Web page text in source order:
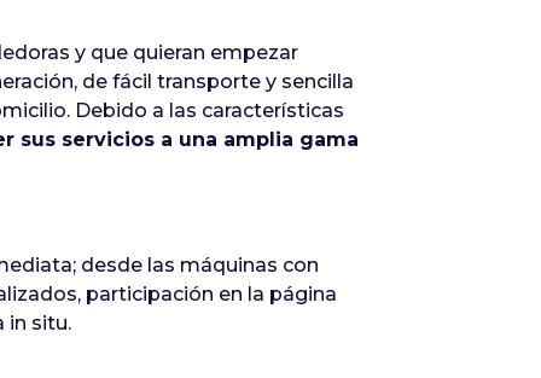
y que quieran empezar
de fácil transporte y sencilla
Debido a las características
sus servicios a una amplia gama
desde las máquinas con
participación en la página
in situ.